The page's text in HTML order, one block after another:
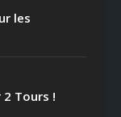
les
Tours !